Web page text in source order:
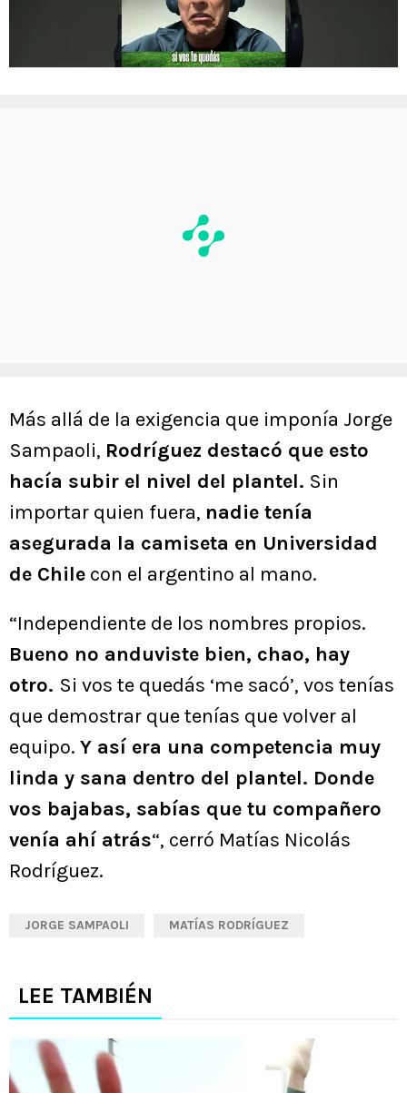
Más allá de la exigencia que imponía Jorge
Sampaoli, Rodríguez destacó que esto
hacía subir el nivel del plantel. Sin
importar quien fuera, nadie tenía
asegurada la camiseta en Universidad
de Chile con el argentino al mano.
“Independiente de los nombres propios.
Bueno no anduviste bien, chao, hay
otro. Si vos te quedás ‘me sacó’, vos tenías
que demostrar que tenías que volver al
equipo. Y así era una competencia muy
linda y sana dentro del plantel. Donde
vos bajabas, sabías que tu compañero
venía ahí atrás“, cerró Matías Nicolás
Rodríguez.
JORGE SAMPAOLI MATÍAS RODRÍGUEZ
LEE TAMBIÉN